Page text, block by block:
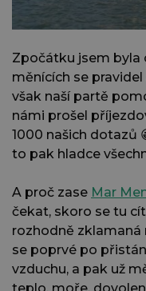
Zpočátku jsem byla
měnících se
však naší partě
námi prošel
1000 našich dotazů
to pak hladce
A proč zase Mar
čekat, skoro se tu
rozhodně zklamaná
se poprvé po
vzduchu, a pak už
teplo, moře,